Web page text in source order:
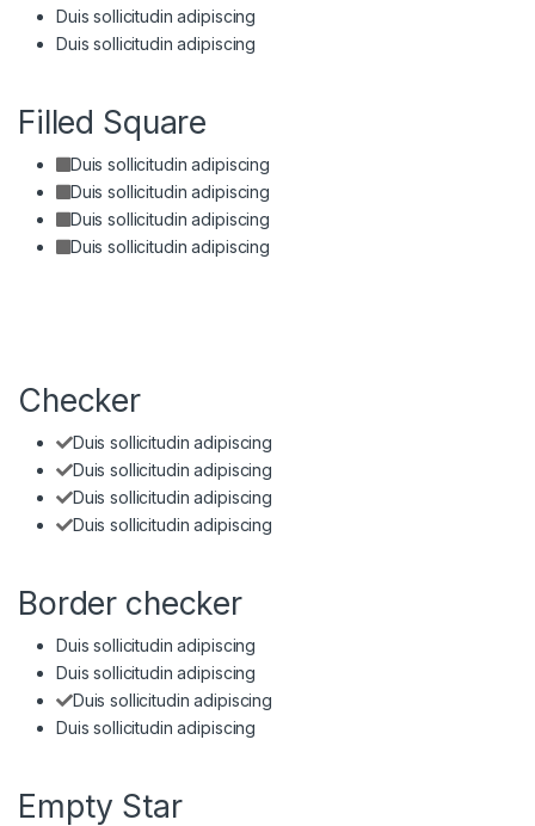
Duis sollicitudin adipiscing
Duis sollicitudin adipiscing
Filled Square
Duis sollicitudin adipiscing
Duis sollicitudin adipiscing
Duis sollicitudin adipiscing
Duis sollicitudin adipiscing
Checker
Duis sollicitudin adipiscing
Duis sollicitudin adipiscing
Duis sollicitudin adipiscing
Duis sollicitudin adipiscing
Border checker
Duis sollicitudin adipiscing
Duis sollicitudin adipiscing
Duis sollicitudin adipiscing
Duis sollicitudin adipiscing
Empty Star